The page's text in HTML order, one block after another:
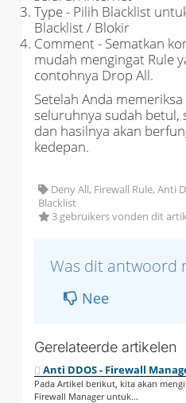
Type - Pilih Blacklist
Blacklist / Blokir
Comment - Sematkan
mudah mengingat Rule
contohnya Drop All.
Setelah Anda
seluruhnya sudah betul,
dan hasilnya akan
kedepan.
Deny All, Firewall Rule, Anti
Blacklist
3 gebruikers vonden dit
Was dit antwoord
Nee
Gerelateerde artikelen
Anti DDOS - Firewall
Pada Artikel berikut, kita akan
Firewall Manager untuk...